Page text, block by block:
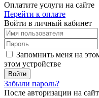
Оплатите услуги на сайте
Перейти к оплате
Войти в личный кабинет
Запомнить меня на
этом устройстве
Забыли пароль?
После авторизации на